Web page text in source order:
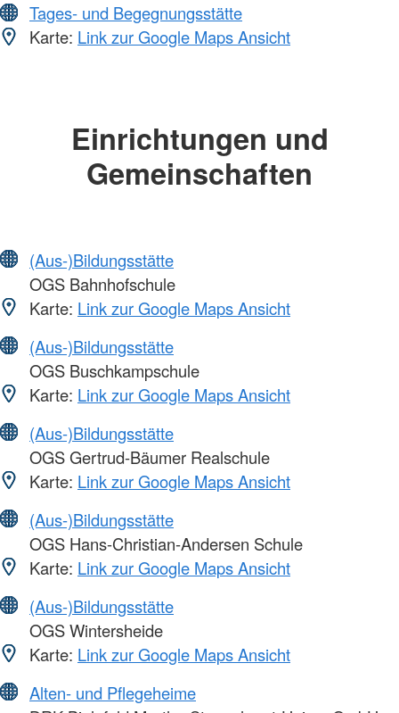
Tages- und Begegnungsstätte
Karte: Link zur Google Maps Ansicht
Einrichtungen und
Gemeinschaften
(Aus-)Bildungsstätte
OGS Bahnhofschule
Karte: Link zur Google Maps Ansicht
(Aus-)Bildungsstätte
OGS Buschkampschule
Karte: Link zur Google Maps Ansicht
(Aus-)Bildungsstätte
OGS Gertrud-Bäumer Realschule
Karte: Link zur Google Maps Ansicht
(Aus-)Bildungsstätte
OGS Hans-Christian-Andersen Schule
Karte: Link zur Google Maps Ansicht
(Aus-)Bildungsstätte
OGS Wintersheide
Karte: Link zur Google Maps Ansicht
Alten- und Pflegeheime